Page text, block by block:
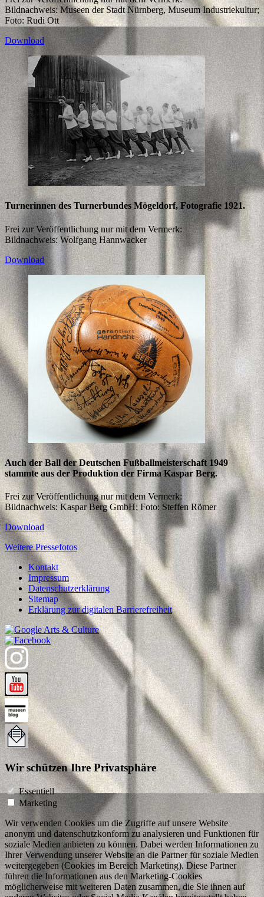
Bildnachweis: Museen der Stadt Nürnberg, Museum Industriekultur;
Foto: Rudi Ott
Download
Turnerinnen des Turnerbundes Mögeldorf, Fotografie 1921.
Frei zur Veröffentlichung nur mit dem Vermerk:
Bildnachweis: Wolfgang Hannwacker
Download
Auch der Ball der Deutschen Fußballmeisterschaft 1949
stammte aus der Produktion der Firma Kaspar Berg.
Frei zur Veröffentlichung nur mit dem Vermerk:
Bildnachweis: Kaspar Berg GmbH; Foto: Steffen Römer
Download
Weitere Pressefotos
Kontakt
Impressum
Datenschutzerklärung
Sitemap
Erklärung zur digitalen Barrierefreiheit
Wir schützen Ihre Privatsphäre
Essentiell
Marketing
Wir verwenden Cookies um die Zugriffe auf unsere Website
anonym und datenschutzkonform zu analysieren und Funktionen für
soziale Medien anbieten zu können. Dabei werden Informationen zu
Ihrer Verwendung unserer Website an die Partner für soziale Medien
weitergegeben (Cookies im Bereich Marketing). Diese Partner
führen die Informationen aus den Marketing-Cookies
möglicherweise mit weiteren Daten zusammen, die Sie ihnen auf